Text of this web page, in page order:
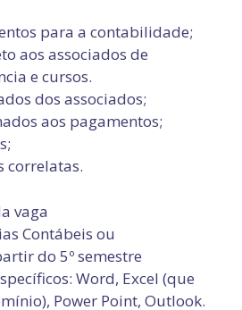
para a contabilidade;
aos associados de
e cursos.
dos associados;
aos pagamentos;
correlatas.
vaga
Contábeis ou
do 5º semestre
Word, Excel (que
Power Point, Outlook.